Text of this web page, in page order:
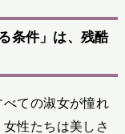
条件」は、残酷
ての淑女が憧れ
性たちは美しさ